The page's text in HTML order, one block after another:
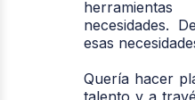
necesidades.
esas
Quería hacer
talento y a